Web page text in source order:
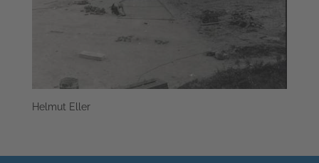
Helmut Eller